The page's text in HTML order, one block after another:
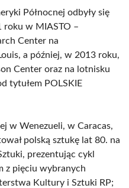
Północnej odbyły się
w MIASTO –
Center na
a później, w 2013 roku,
Center oraz na lotnisku
tytułem POLSKIE
w Wenezueli, w Caracas,
polską sztukę lat 80. na
prezentując cykl
z pięciu wybranych
Kultury i Sztuki RP;